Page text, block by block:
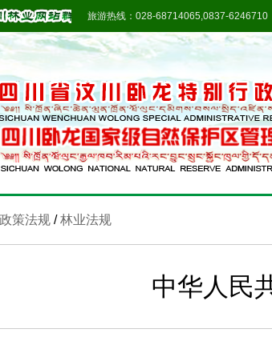
旅游热线：028-68714065,0837-6246710
政策法规 /林业法规
中华人民